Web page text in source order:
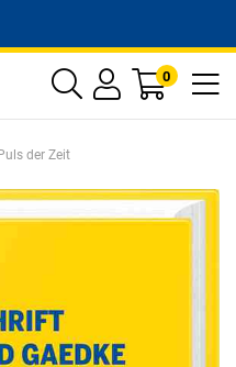
0
der Zeit